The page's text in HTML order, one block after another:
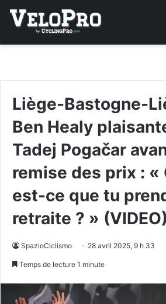
Liège-Bastogne-
Ben Healy
Tadej Pogačar
remise des prix : «
est-ce que tu
retraite ? » (VIDEO)
SpazioCiclismo 28 avril 2025, 9 h 33
Temps de lecture 1 minute